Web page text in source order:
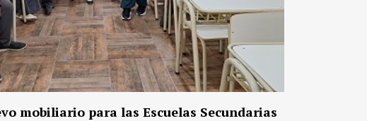
mobiliario para las Escuelas Secundarias